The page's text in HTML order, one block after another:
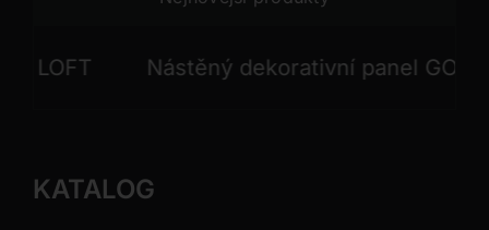
Nástěný dekorativní panel GONG
KATALOG